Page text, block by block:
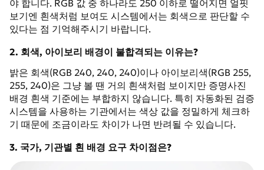
야 합니다. RGB 값 중 하나라도 250 이하로 떨어지면 얼핏
보기엔 흰색처럼 보여도 시스템에서는 회색으로 판단할 수
있다는 점 기억해주시기 바랍니다.
2. 회색, 아이보리 배경이 불합격되는 이유는?
밝은 회색(RGB 240, 240, 240)이나 아이보리색(RGB 255,
255, 240)은 그냥 볼 땐 거의 흰색처럼 보이지만 증명사진
배경 흰색 기준에는 부합하지 않습니다. 특히 자동화된 검증
시스템을 사용하는 기관에서는 색상 값을 정밀하게 체크하
기 때문에 조금이라도 차이가 나면 반려될 수 있습니다.
3. 국가, 기관별 흰 배경 요구 차이점은?